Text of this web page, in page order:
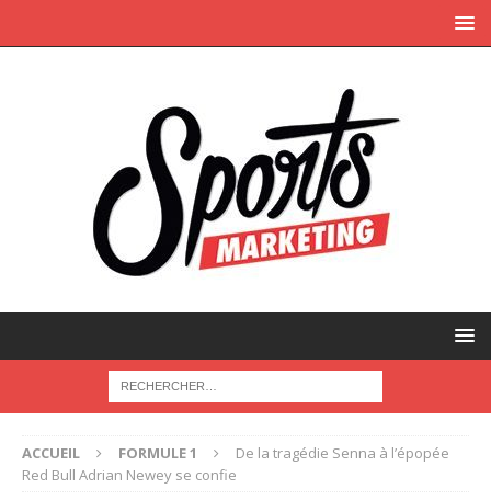
ACCUEIL FORMULE 1
De la tragédie Senna à l’épopée
Red Bull Adrian Newey se confie